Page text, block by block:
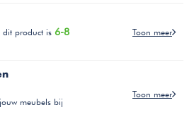
dit product is 6-8
Toon meer
meubels bij
Toon meer